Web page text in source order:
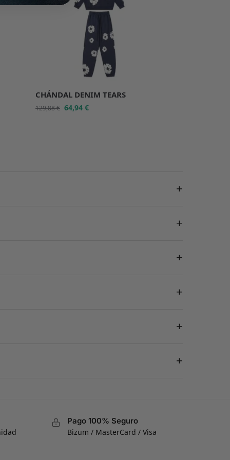
CHÁNDAL DENIM TEARS
129,88€ 64,94€
+
+
+
+
+
+
Pago 100% Seguro
Bizum / MasterCard / Visa